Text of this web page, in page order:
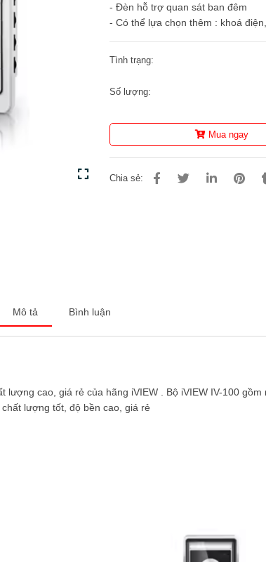
- Đèn hỗ trợ quan sát ban đêm
- Có thể lựa chọn thêm : khoá
Tình trạng:
Số lượng:
Mua ngay
Chia sẻ:
Mô tả Bình luận
cao, giá rẻ của hãng iVIEW . Bộ iVIEW IV-100
lượng tốt, độ bền cao, giá rẻ